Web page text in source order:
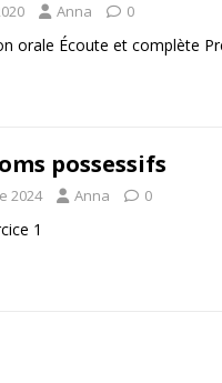
Anna 0
orale Écoute et complète
possessifs
2024 Anna 0
1